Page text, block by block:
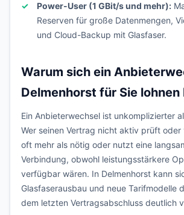
Power-User (1 GBit/s und mehr):
Reserven für große Datenmengen,
und Cloud-Backup mit Glasfaser.
Warum sich ein
Delmenhorst für Sie lohnen
Ein Anbieterwechsel ist unkomplizierter
Wer seinen Vertrag nicht aktiv prüft
oft mehr als nötig oder nutzt eine
Verbindung, obwohl leistungsstärkere
verfügbar wären. In Delmenhorst kann
Glasfaserausbau und neue Tarifmodelle
dem letzten Vertragsabschluss deutlich